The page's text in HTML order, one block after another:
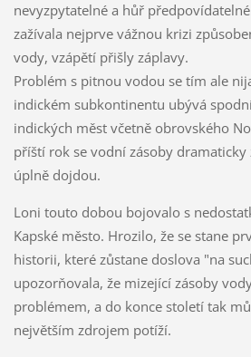
nevyzpytatelné a hůř
zažívala nejprve vážnou krizi
vody, vzápětí přišly záplavy.
Problém s pitnou vodou se tím ale
indickém subkontinentu ubývá
indických měst včetně obrovského
příští rok se vodní zásoby
úplně dojdou.
Loni touto dobou bojovalo s
Kapské město. Hrozilo, že se stane
historii, které zůstane doslova "na
upozorňovala, že mizející zásoby
problémem, a do konce století tak
největším zdrojem potíží.